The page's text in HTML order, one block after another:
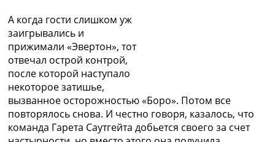
А когда гости слишком уж
заигрывались и
прижимали «Эвертон», тот
отвечал острой контрой,
после которой наступало
некоторое затишье,
вызванное осторожностью «Боро». Потом все
повторялось снова. И честно говоря, казалось, что
команда Гарета Саутгейта добьется своего за счет